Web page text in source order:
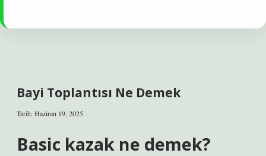
Bayi Toplantısı Ne Demek
Tarih: Haziran 19, 2025
Basic kazak ne demek?